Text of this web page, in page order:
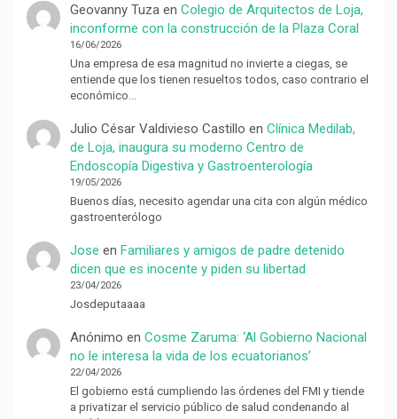
Geovanny Tuzaen Colegio de Arquitectos de Loja,
inconforme con la construcción de la Plaza Coral
16/06/2026
Una empresa de esa magnitud no invierte a ciegas, se
entiende que los tienen resueltos todos, caso contrario el
económico…
Julio César Valdivieso Castillo en Clínica Medilab,
de Loja, inaugura su moderno Centro de
Endoscopía Digestiva y Gastroenterología
19/05/2026
Buenos días, necesito agendar una cita con algún médico
gastroenterólogo
Jose en Familiares y amigos de padre detenido
dicen que es inocente y piden su libertad
23/04/2026
Josdeputaaaa
Anónimo en Cosme Zaruma: ‘Al Gobierno Nacional
no le interesa la vida de los ecuatorianos’
22/04/2026
El gobierno está cumpliendo las órdenes del FMI y tiende
a privatizar el servicio público de salud condenando al